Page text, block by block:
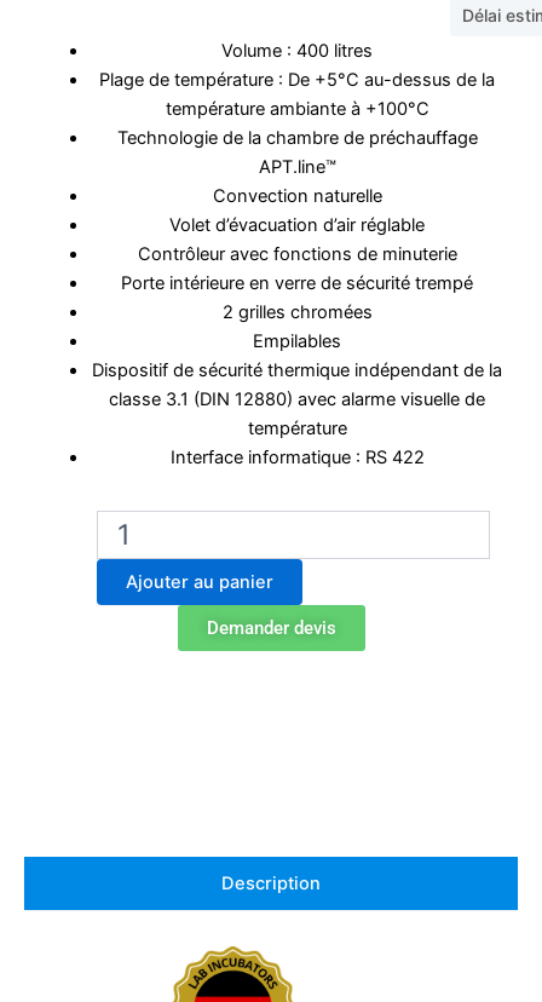
€5.611,00.€5.162,12.
Délai
Volume : 400 litres
Plage de température : De +5°C au-dessus de la
température ambiante à +100°C
Technologie de la chambre de préchauffage
APT.line™
Convection naturelle
Volet d’évacuation d’air réglable
Contrôleur avec fonctions de minuterie
Porte intérieure en verre de sécurité trempé
2 grilles chromées
Empilables
Dispositif de sécurité thermique indépendant de la
classe 3.1 (DIN 12880) avec alarme visuelle de
température
Interface informatique : RS 422
quantité
Incubateur
Ajouter au panier
Demander devis
Description